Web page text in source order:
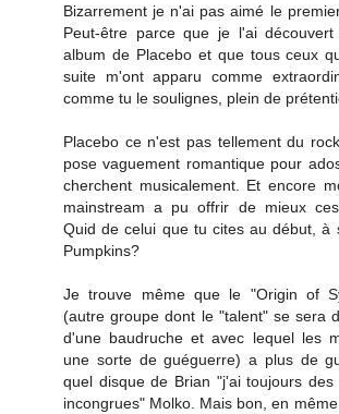
Bizarrement je n'ai pas aimé le
Peut-être parce que je l'ai
album de Placebo et que tous ceux
suite m'ont apparu comme
comme tu le soulignes, plein de
Placebo ce n'est pas tellement du
pose vaguement romantique pour
cherchent musicalement. Et encore
mainstream a pu offrir de mieux ces
Quid de celui que tu cites au début, à
Pumpkins?
Je trouve même que le "Origin of
(autre groupe dont le "talent" se sera
d'une baudruche et avec lequel les
une sorte de guéguerre) a plus de
quel disque de Brian "j'ai toujours
incongrues" Molko. Mais bon, en